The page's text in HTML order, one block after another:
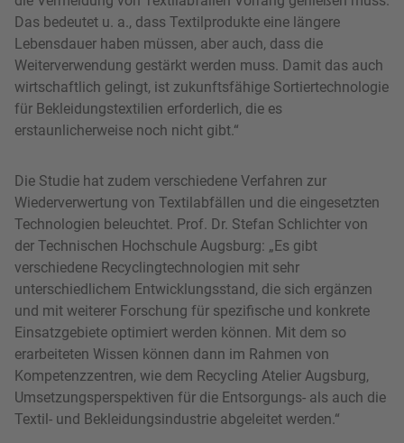
Das bedeutet u. a., dass Textilprodukte eine längere
Lebensdauer haben müssen, aber auch, dass die
Weiterverwendung gestärkt werden muss. Damit das auch
wirtschaftlich gelingt, ist zukunftsfähige Sortiertechnologie
für Bekleidungstextilien erforderlich, die es
erstaunlicherweise noch nicht gibt.“
Technologien beleuchtet. Prof. Dr. Stefan Schlichter von
der Technischen Hochschule Augsburg: „Es gibt
verschiedene Recyclingtechnologien mit sehr
unterschiedlichem Entwicklungsstand, die sich ergänzen
und mit weiterer Forschung für spezifische und konkrete
Einsatzgebiete optimiert werden können. Mit dem so
erarbeiteten Wissen können dann im Rahmen von
Umsetzungsperspektiven für die Entsorgungs- als auch die
Textil- und Bekleidungsindustrie abgeleitet werden.“